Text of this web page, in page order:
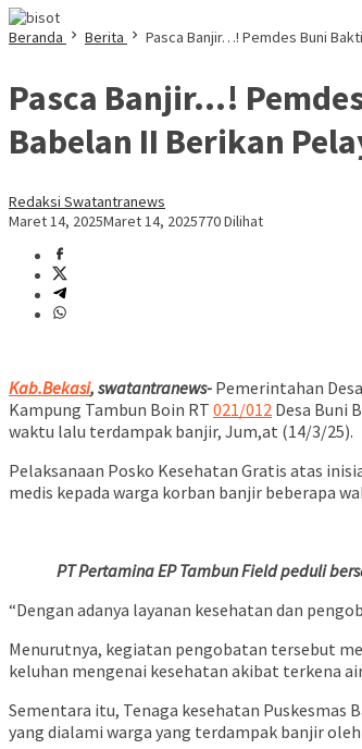
Beranda Berita Pasca Banjir…! Pemdes Buni
Pasca Banjir…!
Babelan II Berikan
Redaksi Swatantranews
Maret 14, 2025Maret 14, 2025770 Dilihat
Kab.Bekasi, swatantranews- Pemerintahan
Kampung Tambun Boin RT 021/012 Desa Buni
waktu lalu terdampak banjir, Jum,at (14/3/25).
Pelaksanaan Posko Kesehatan Gratis atas
medis kepada warga korban banjir beberapa
PT Pertamina EP Tambun Field peduli
“Dengan adanya layanan kesehatan dan
Menurutnya, kegiatan pengobatan tersebut
keluhan mengenai kesehatan akibat terkena
Sementara itu, Tenaga kesehatan Puskesmas
yang dialami warga yang terdampak banjir